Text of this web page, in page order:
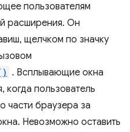
пользователям
расширения. Он
щелчком по значку
. Всплывающие окна
когда пользователь
части браузера за
Невозможно оставить